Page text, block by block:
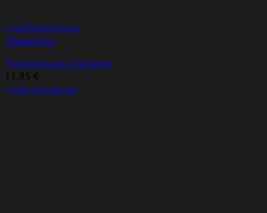
Lisää toivelistaan
Pikakatselu
Tiarella Sugar And Spice
11,95 €
Lisää ostoskoriin